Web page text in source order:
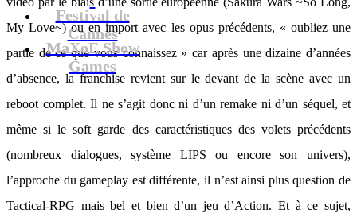
Festival de
Cannes
MaXoE Show
Games
My Love~) ou en import avec les opus précédents, « oubliez une
partie de ce que vous connaissez » car après une dizaine d’années
d’absence, la franchise revient sur le devant de la scène avec un
reboot complet. Il ne s’agit donc ni d’un remake ni d’un séquel, et
même si le soft garde des caractéristiques des volets précédents
(nombreux dialogues, système LIPS ou encore son univers),
l’approche du gameplay est différente, il n’est ainsi plus question de
Tactical-RPG mais bel et bien d’un jeu d’Action. Et à ce sujet,